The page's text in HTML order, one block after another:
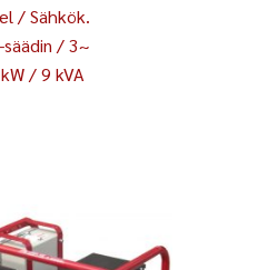
/ Sähkök.
säädin / 3~
/ 9 kVA